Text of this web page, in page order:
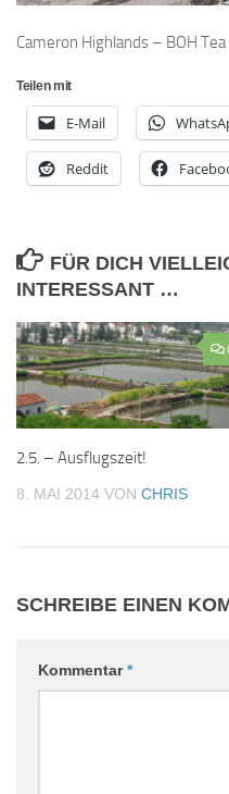
Cameron Highlands – BOH Tea
Teilen mit
E-Mail
Reddit
FÜR DICH
INTERESSANT …
2.5. – Ausflugszeit!
8. MAI 2014 VON CHRIS
SCHREIBE EINEN
Kommentar*